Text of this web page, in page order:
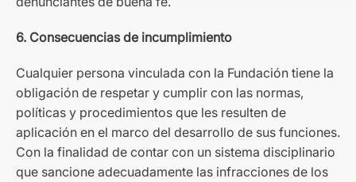
6. Consecuencias de incumplimiento
Cualquier persona vinculada con la Fundación tiene la
obligación de respetar y cumplir con las normas,
políticas y procedimientos que les resulten de
aplicación en el marco del desarrollo de sus funciones.
Con la finalidad de contar con un sistema disciplinario
que sancione adecuadamente las infracciones de los